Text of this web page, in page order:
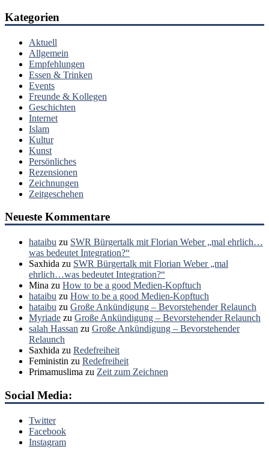
Kategorien
Aktuell
Allgemein
Empfehlungen
Essen & Trinken
Events
Freunde & Kollegen
Geschichten
Internet
Islam
Kultur
Kunst
Persönliches
Rezensionen
Zeichnungen
Zeitgeschehen
Neueste Kommentare
hataibu zu SWR Bürgertalk mit Florian Weber „mal ehrlich…
was bedeutet Integration?“
Saxhida zu SWR Bürgertalk mit Florian Weber „mal
ehrlich…was bedeutet Integration?“
Mina zu How to be a good Medien-Kopftuch
hataibu zu How to be a good Medien-Kopftuch
hataibu zu Große Ankündigung – Bevorstehender Relaunch
Myriade zu Große Ankündigung – Bevorstehender Relaunch
salah Hassan zu Große Ankündigung – Bevorstehender
Relaunch
Saxhida zu Redefreiheit
Feministin zu Redefreiheit
Primamuslima zu Zeit zum Zeichnen
Social Media:
Twitter
Facebook
Instagram